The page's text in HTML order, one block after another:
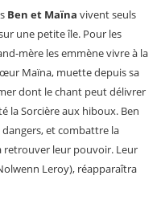
Ben et Maïna vivent seuls
une petite île. Pour les
mère les emmène vivre à la
Maïna, muette depuis sa
dont le chant peut délivrer
la Sorcière aux hiboux. Ben
et combattre la
retrouver leur pouvoir. Leur
Leroy), réapparaîtra